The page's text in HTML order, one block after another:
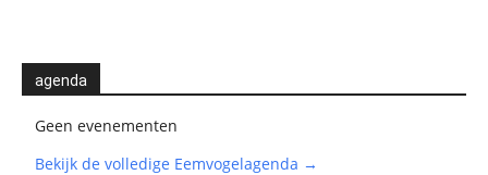
agenda
Geen evenementen
Bekijk de volledige Eemvogelagenda →